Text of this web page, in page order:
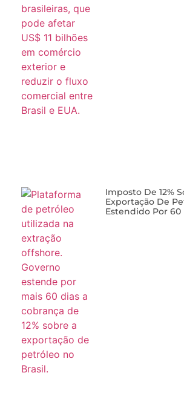
Imposto De 12%
Exportação De
Estendido Por 60